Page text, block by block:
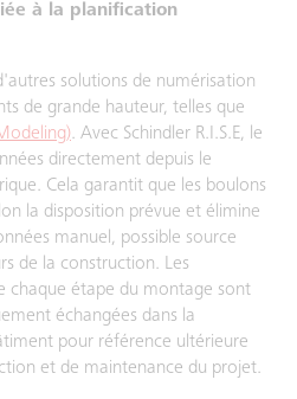
à la planification
solutions de numérisation
de grande hauteur, telles que
. Avec Schindler R.I.S.E, le
directement depuis le
Cela garantit que les boulons
la disposition prévue et élimine
manuel, possible source
de la construction. Les
chaque étape du montage sont
échangées dans la
pour référence ultérieure
et de maintenance du projet.